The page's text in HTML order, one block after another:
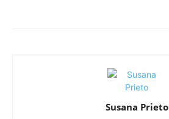
Susana Prieto